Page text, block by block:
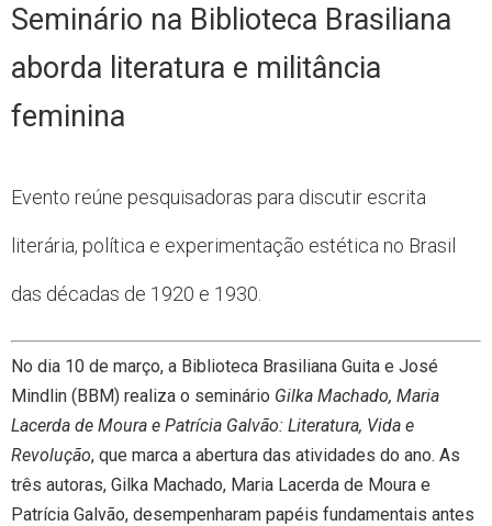
Seminário na Biblioteca Brasiliana
aborda literatura e militância
feminina
Evento reúne pesquisadoras para discutir escrita
literária, política e experimentação estética no Brasil
das décadas de 1920 e 1930.
No dia 10 de março, a Biblioteca Brasiliana Guita e José
Mindlin (BBM) realiza o seminário Gilka Machado, Maria
Lacerda de Moura e Patrícia Galvão: Literatura, Vida e
Revolução, que marca a abertura das atividades do ano. As
três autoras, Gilka Machado, Maria Lacerda de Moura e
Patrícia Galvão, desempenharam papéis fundamentais antes